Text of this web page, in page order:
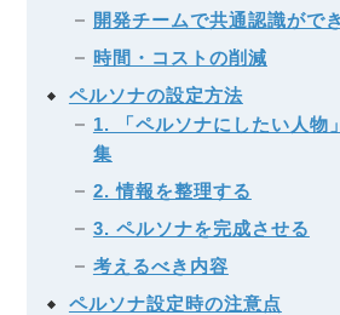
開発チームで共通認識がで
時間・コストの削減
ペルソナの設定方法
1. 「ペルソナにしたい人物
集
2. 情報を整理する
3. ペルソナを完成させる
考えるべき内容
ペルソナ設定時の注意点